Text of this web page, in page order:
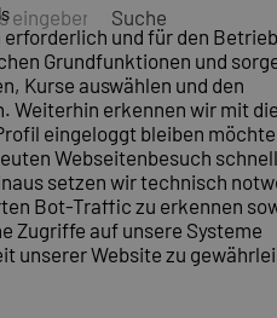
Suche
und für den
Grundfunktionen und
Kurse auswählen und den
Weiterhin erkennen wir mit
eingeloggt bleiben
Webseitenbesuch
setzen wir technisch
Bot-Traffic zu erkennen
Zugriffe auf unsere Systeme
unserer Website zu